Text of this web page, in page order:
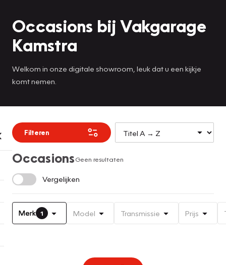
Occasions bij Vakgarage
Kamstra
Welkom in onze digitale showroom, leuk dat u een kijkje
komt nemen.
Filteren
OccasionsGeen resultaten
Vergelijken
Merk 1 Model Transmissie Prijs